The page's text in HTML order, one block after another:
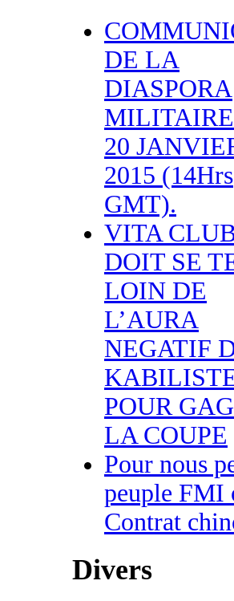
DE LA
DIASPORA
20
2015 (14Hrs
GMT).
VITA
DOIT SE
LOIN DE
L’AURA
NEGATIF
POUR
LA COUPE
Pour nous
peuple FMI
Contrat
Divers